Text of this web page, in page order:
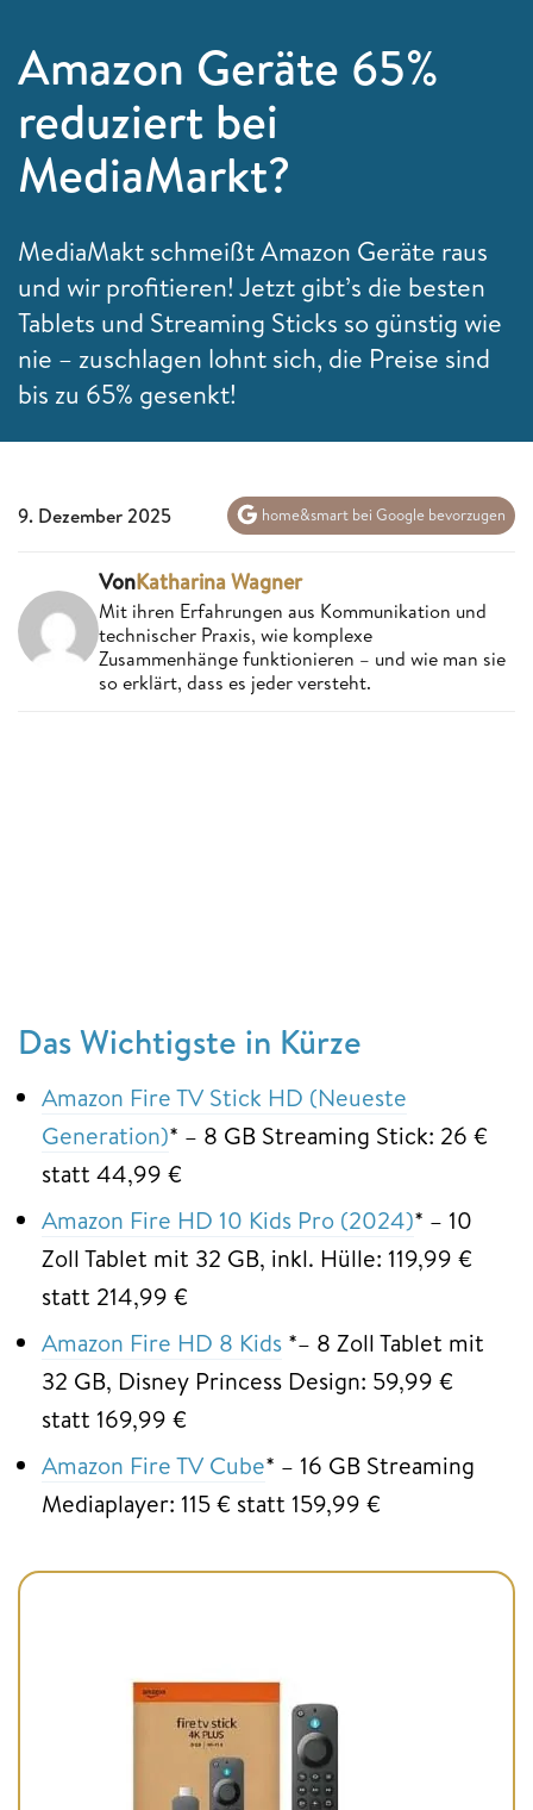
Amazon Geräte 65%
reduziert bei
MediaMarkt?
MediaMakt schmeißt Amazon Geräte raus
und wir profitieren! Jetzt gibt’s die besten
Tablets und Streaming Sticks so günstig wie
nie – zuschlagen lohnt sich, die Preise sind
bis zu 65% gesenkt!
9. Dezember 2025 home&smart bei Google bevorzugen
VonKatharina Wagner
Mit ihren Erfahrungen aus Kommunikation und
technischer Praxis, wie komplexe
Zusammenhänge funktionieren – und wie man sie
so erklärt, dass es jeder versteht.
Das Wichtigste in Kürze
Amazon Fire TV Stick HD (Neueste
Generation)* – 8 GB Streaming Stick: 26 €
statt 44,99 €
Amazon Fire HD 10 Kids Pro (2024)* – 10
Zoll Tablet mit 32 GB, inkl. Hülle: 119,99 €
statt 214,99 €
Amazon Fire HD 8 Kids *– 8 Zoll Tablet mit
32 GB, Disney Princess Design: 59,99 €
statt 169,99 €
Amazon Fire TV Cube* – 16 GB Streaming
Mediaplayer: 115 € statt 159,99 €